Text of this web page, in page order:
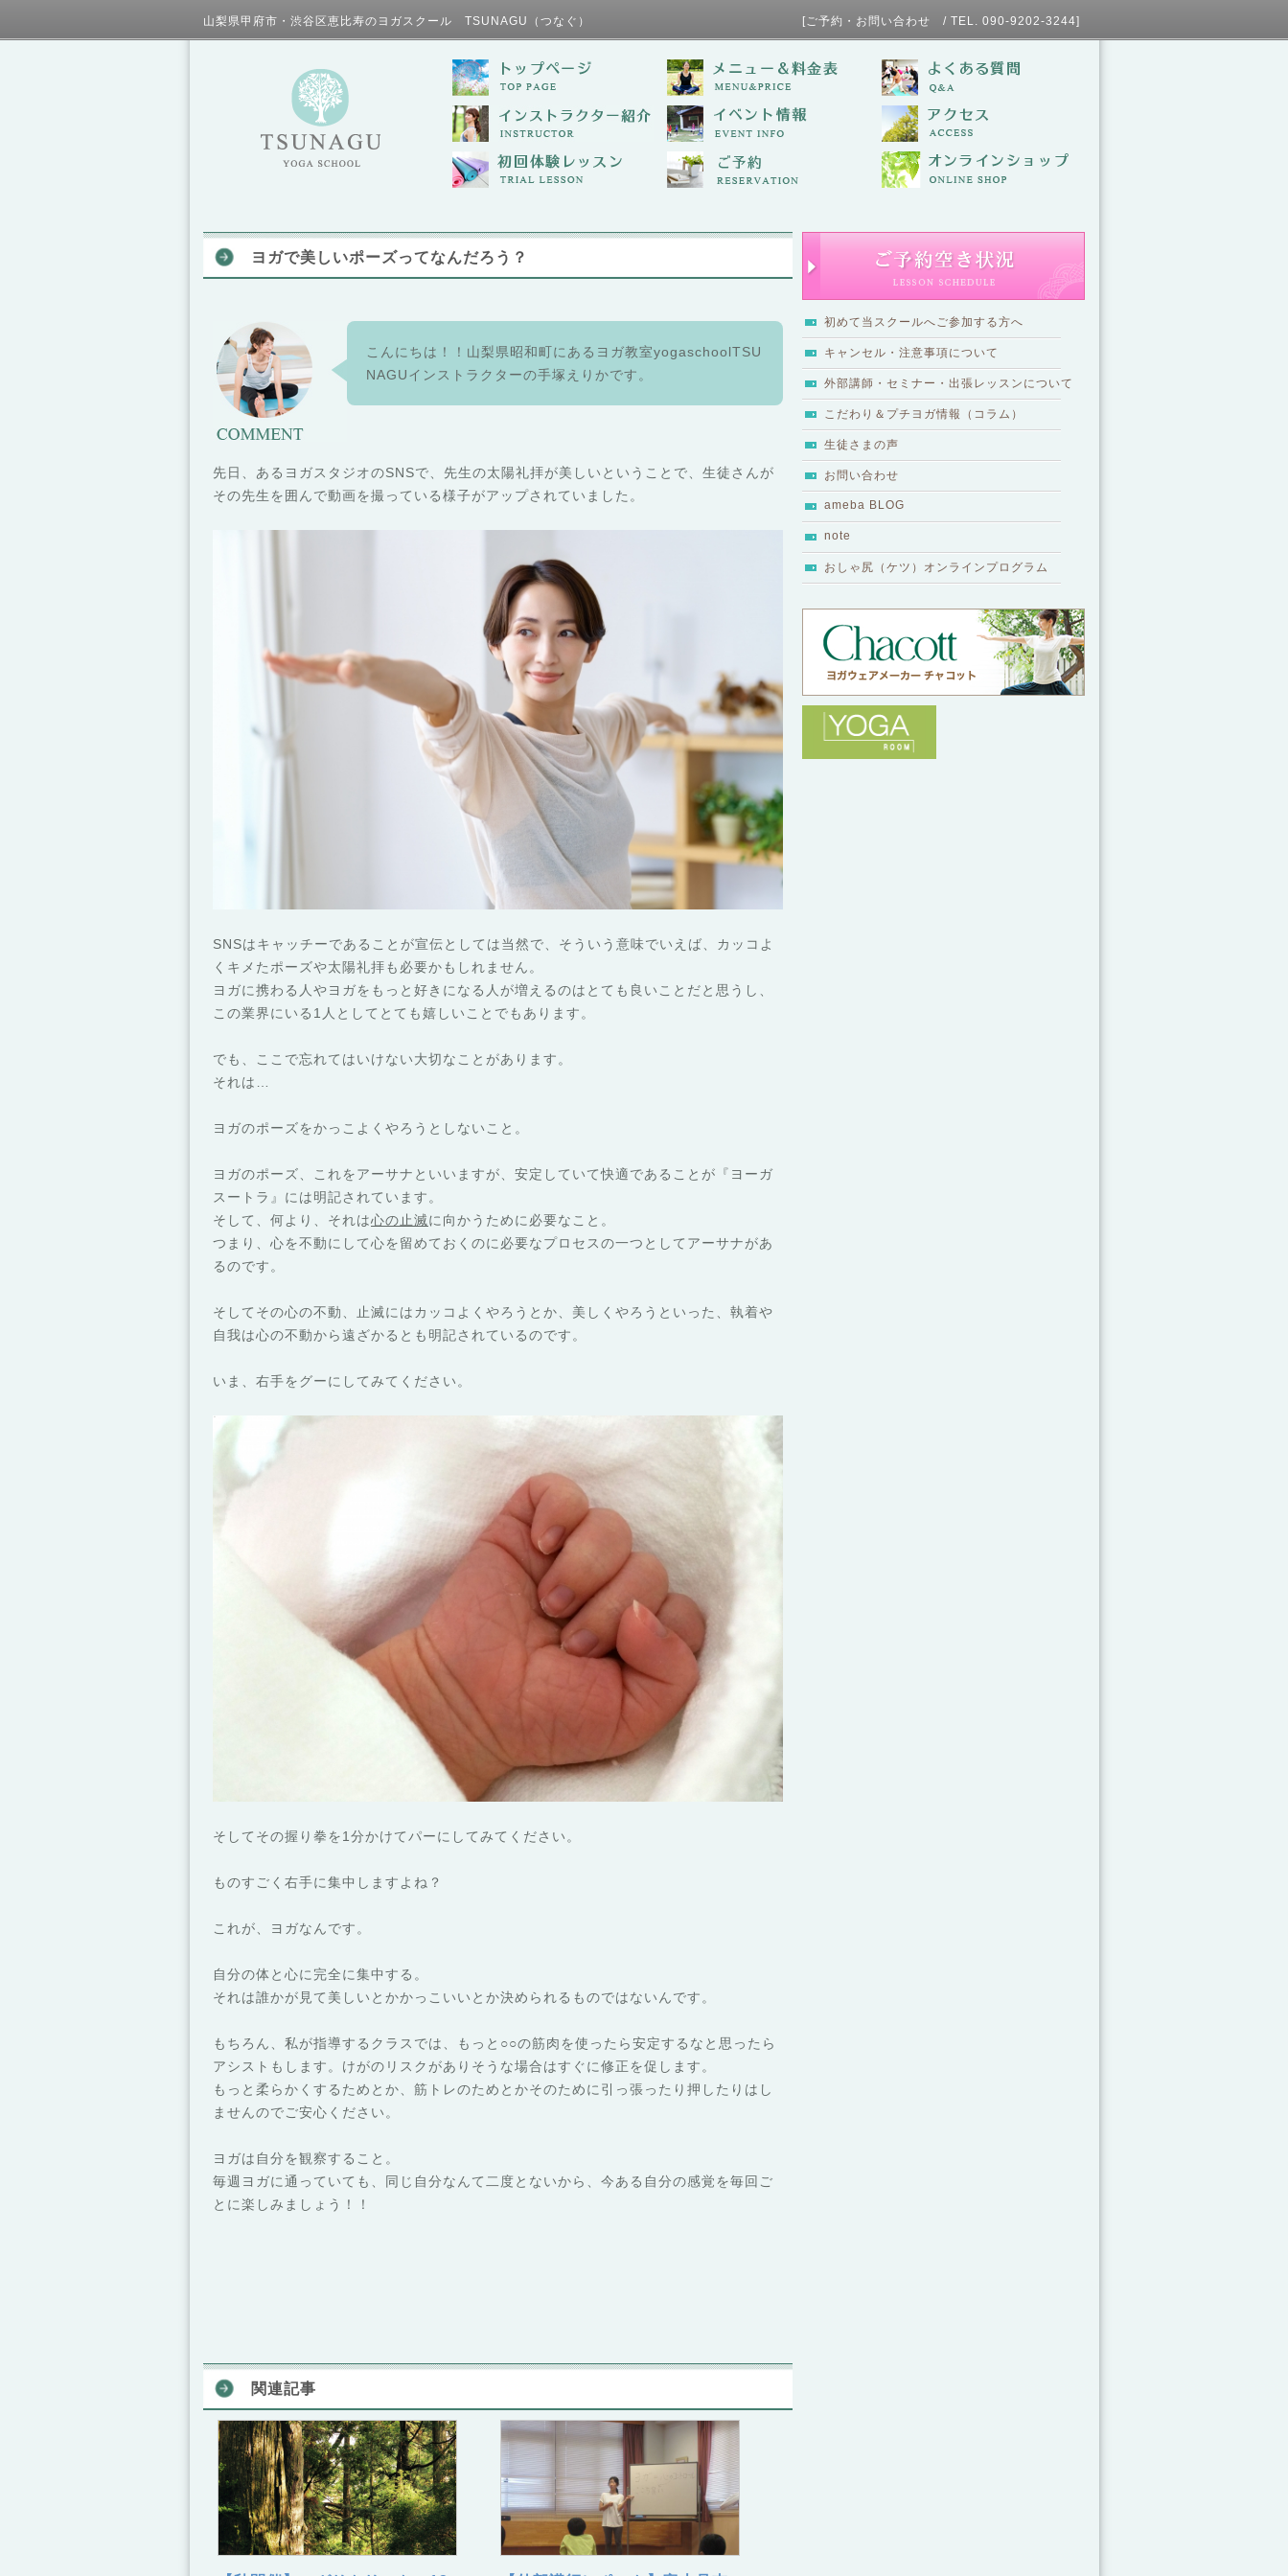
山梨県甲府市・渋谷区恵比寿のヨガスクール TSUNAGU（つなぐ） [ご予約・お問い合わせ / TEL. 090-9202-3244]
初めて当スクールへご参加する方へ
キャンセル・注意事項について
外部講師・セミナー・出張レッスンについて
こだわり＆プチヨガ情報（コラム）
生徒さまの声
お問い合わせ
ameba BLOG
note
おしゃ尻（ケツ）オンラインプログラム
ヨガで美しいポーズってなんだろう？
こんにちは！！山梨県昭和町にあるヨガ教室yogaschoolTSU
NAGUインストラクターの手塚えりかです。
先日、あるヨガスタジオのSNSで、先生の太陽礼拝が美しいということで、生徒さんが
その先生を囲んで動画を撮っている様子がアップされていました。
SNSはキャッチーであることが宣伝としては当然で、そういう意味でいえば、カッコよ
くキメたポーズや太陽礼拝も必要かもしれません。
ヨガに携わる人やヨガをもっと好きになる人が増えるのはとても良いことだと思うし、
この業界にいる1人としてとても嬉しいことでもあります。
でも、ここで忘れてはいけない大切なことがあります。
それは…
ヨガのポーズをかっこよくやろうとしないこと。
ヨガのポーズ、これをアーサナといいますが、安定していて快適であることが『ヨーガ
スートラ』には明記されています。
そして、何より、それは心の止滅に向かうために必要なこと。
つまり、心を不動にして心を留めておくのに必要なプロセスの一つとしてアーサナがあ
るのです。
そしてその心の不動、止滅にはカッコよくやろうとか、美しくやろうといった、執着や
自我は心の不動から遠ざかるとも明記されているのです。
いま、右手をグーにしてみてください。
そしてその握り拳を1分かけてパーにしてみてください。
ものすごく右手に集中しますよね？
これが、ヨガなんです。
自分の体と心に完全に集中する。
それは誰かが見て美しいとかかっこいいとか決められるものではないんです。
もちろん、私が指導するクラスでは、もっと○○の筋肉を使ったら安定するなと思ったら
アシストもします。けがのリスクがありそうな場合はすぐに修正を促します。
もっと柔らかくするためとか、筋トレのためとかそのために引っ張ったり押したりはし
ませんのでご安心ください。
ヨガは自分を観察すること。
毎週ヨガに通っていても、同じ自分なんて二度とないから、今ある自分の感覚を毎回ご
とに楽しみましょう！！
関連記事